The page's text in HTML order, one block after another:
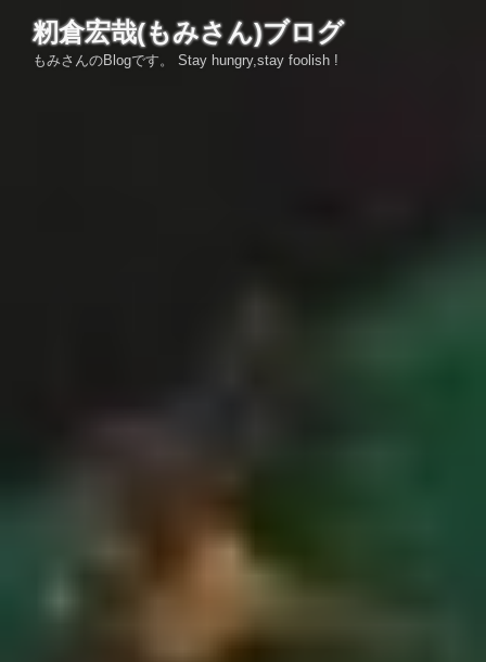
籾倉宏哉(もみさん)ブログ
もみさんのBlogです。 Stay hungry,stay foolish !